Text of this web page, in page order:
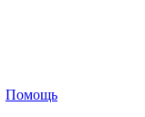
Помощь